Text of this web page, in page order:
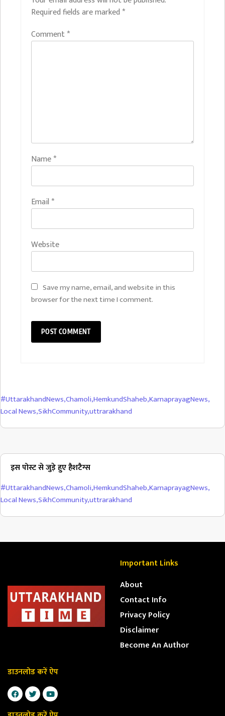
Required fields are marked *
Comment*
Name*
Email *
Website
Save my name, email, and website in this
browser for the next time I comment.
#UttarakhandNews,Chamoli,HemkundShaheb,KarnaprayagNews,
Local News,SikhCommunity,uttrarakhand
इस पोस्ट से जुड़े हुए हैशटैग्स
#UttarakhandNews,Chamoli,HemkundShaheb,KarnaprayagNews,
Local News,SikhCommunity,uttrarakhand
Important Links
About
Contact Info
Privacy Policy
Disclaimer
Become An Author
डाउनलोड करें ऐप